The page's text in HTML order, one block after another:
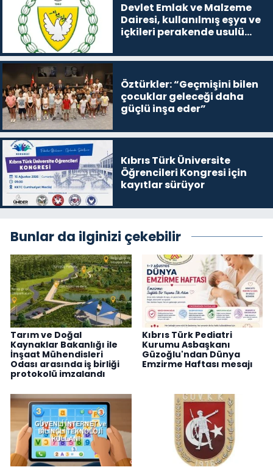
Devlet Emlak ve Malzeme
Dairesi, kullanılmış eşya ve
içkileri perakende usulü
Öztürkler: “Geçmişini bilen
çocuklar geleceği daha
güçlü inşa eder”
Kıbrıs Türk Üniversite
Öğrencileri Kongresi için
kayıtlar sürüyor
Bunlar da ilginizi çekebilir
Tarım ve Doğal
Kaynaklar Bakanlığı ile
İnşaat Mühendisleri
Odası arasında iş birliği
protokolü imzalandı
Kıbrıs Türk Pediatri
Kurumu Asbaşkanı
Güzoğlu'ndan Dünya
Emzirme Haftası mesajı